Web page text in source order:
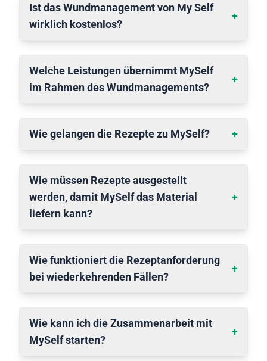
Ist das Wundmanagement von My Self
wirklich kostenlos?
+
Welche Leistungen übernimmt MySelf
im Rahmen des Wundmanagements?
+
Wie gelangen die Rezepte zu MySelf? +
Wie müssen Rezepte ausgestellt
werden, damit MySelf das Material
liefern kann?
+
Wie funktioniert die Rezeptanforderung
bei wiederkehrenden Fällen?
+
Wie kann ich die Zusammenarbeit mit
MySelf starten?
+